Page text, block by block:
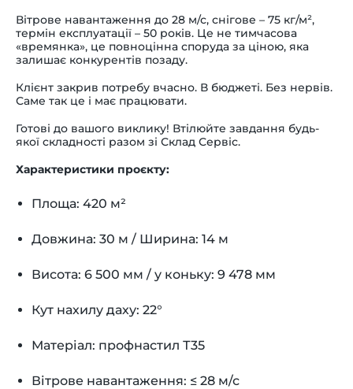
Вітрове навантаження до 28 м/с, снігове – 75 кг/м²,
термін експлуатації – 50 років. Це не тимчасова
«времянка», це повноцінна споруда за ціною, яка
залишає конкурентів позаду.
Клієнт закрив потребу вчасно. В бюджеті. Без нервів.
Саме так це і має працювати.
Готові до вашого виклику! Втілюйте завдання будь-
якої складності разом зі Склад Сервіс.
Характеристики проєкту:
Площа: 420 м²
Довжина: 30 м / Ширина: 14 м
Висота: 6 500 мм / у коньку: 9 478 мм
Кут нахилу даху: 22°
Матеріал: профнастил Т35
Вітрове навантаження: ≤ 28 м/с